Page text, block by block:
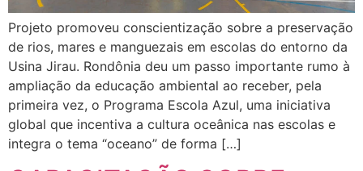
Projeto promoveu conscientização sobre a preservação
de rios, mares e manguezais em escolas do entorno da
Usina Jirau. Rondônia deu um passo importante rumo à
ampliação da educação ambiental ao receber, pela
primeira vez, o Programa Escola Azul, uma iniciativa
global que incentiva a cultura oceânica nas escolas e
integra o tema “oceano” de forma […]